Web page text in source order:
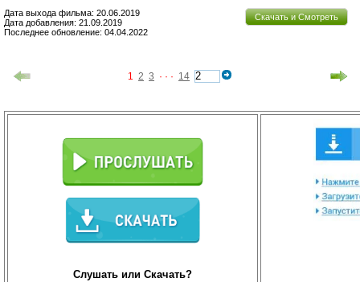
Скачать и Смотреть
Дата выхода фильма: 20.06.2019
Дата добавления: 21.09.2019
Последнее обновление: 04.04.2022
1 2 3 · · · 14
Слушать или Скачать?